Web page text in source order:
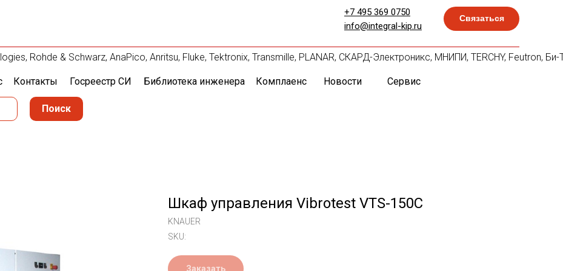
Связаться
+7 495 369 0750
info@integral-kip.ru
Rohde & Schwarz, AnaPico, Anritsu, Fluke, Tektronix, Transmille, PLANAR, СКАРД-Электроникс, МНИПИ, TERCHY, Feutron, Би-
Контакты Госреестр СИ Библиотека инженера Комплаенс Новости Сервис
Поиск
Шкаф управления Vibrotest VTS-150C
KNAUER
SKU:
Заказать